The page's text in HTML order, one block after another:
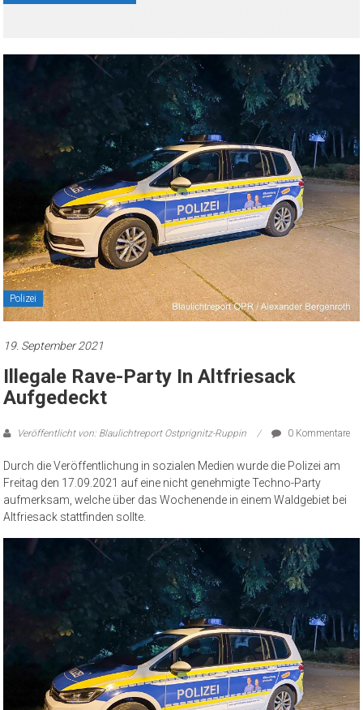
Polizei
19. September 2021
Illegale Rave-Party In Altfriesack
Aufgedeckt
Veröffentlicht von: Blaulichtreport Ostprignitz-Ruppin 0 Kommentare
Durch die Veröffentlichung in sozialen Medien wurde die Polizei am
Freitag den 17.09.2021 auf eine nicht genehmigte Techno-Party
aufmerksam, welche über das Wochenende in einem Waldgebiet bei
Altfriesack stattfinden sollte.